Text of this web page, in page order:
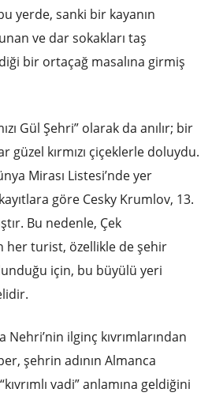
yerde, sanki bir kayanın
ve dar sokakları taş
bir ortaçağ masalına girmiş
Gül Şehri” olarak da anılır; bir
kırmızı çiçeklerle doluydu.
Mirası Listesi’nde yer
göre Cesky Krumlov, 13.
Bu nedenle, Çek
her turist, özellikle de şehir
için, bu büyülü yeri
ilginç kıvrımlarından
şehrin adının Almanca
vadi” anlamına geldiğini